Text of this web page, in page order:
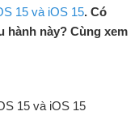
15 và iOS 15. Có
hành này? Cùng xem
15 và iOS 15